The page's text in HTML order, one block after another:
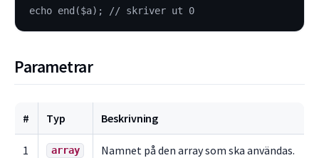
echo end($a); // skriver ut 0
Parametrar
# Typ Beskrivning
1 array Namnet på den array som ska användas.